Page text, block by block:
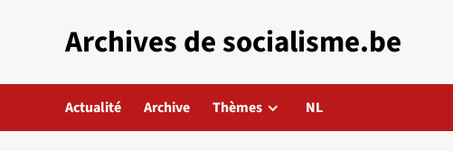
Archives de socialisme.be
Actualité Archive Thèmes NL